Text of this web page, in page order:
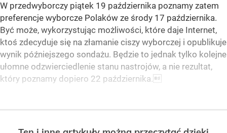
W przedwyborczy piątek 19 października poznamy zatem
preferencje wyborcze Polaków ze środy 17 października.
Być może, wykorzystując możliwości, które daje Internet,
ktoś zdecyduje się na złamanie ciszy wyborczej i opublikuje
wynik późniejszego sondażu. Będzie to jednak tylko kolejne
ułomne odzwierciedlenie stanu nastrojów, a nie rezultat,
który poznamy dopiero 22 października.